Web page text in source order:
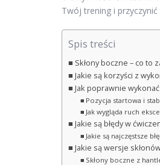
Twój trening i
Spis treści
Skłony boczne – co to
Jakie są korzyści z
Jak poprawnie
Pozycja startowa i
Jak wygląda ruch
Jakie są błędy w
Jakie są najczęstsze
Jakie są wersje
Skłony boczne z